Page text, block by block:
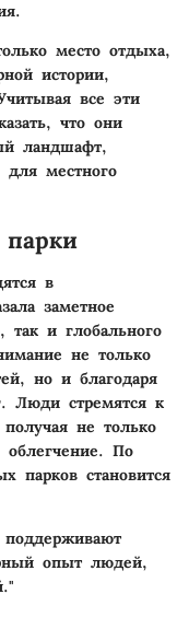
место отдыха,
истории,
все эти
что они
ландшафт,
для местного
в
заметное
так и глобального
не только
но и благодаря
Люди стремятся к
не только
облегчение. По
парков становится
опыт людей,